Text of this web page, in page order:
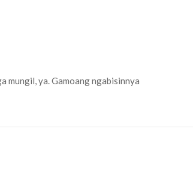
mungil, ya. Gamoang ngabisinnya